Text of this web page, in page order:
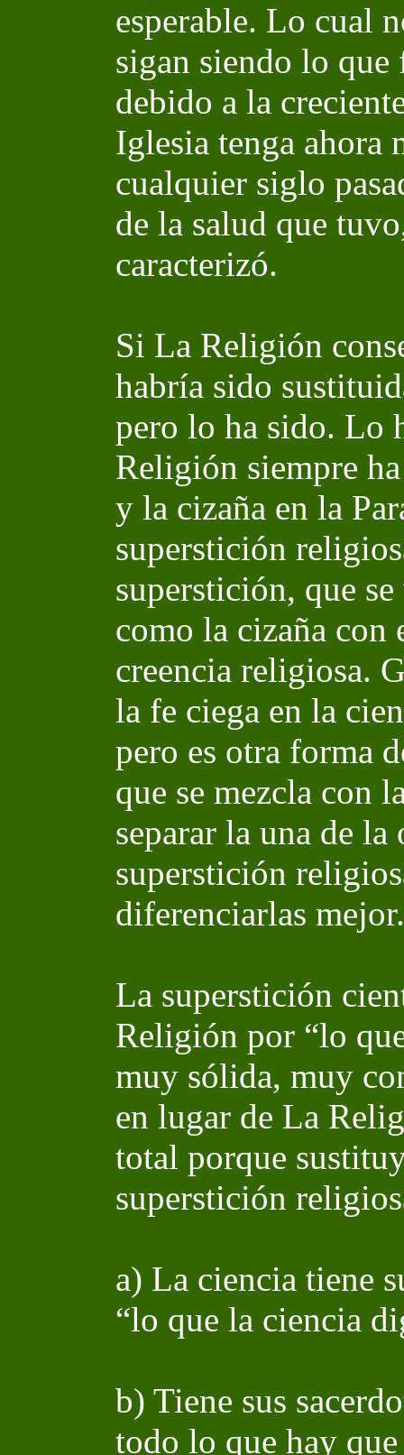
esperable. Lo cual
sigan siendo lo
debido a la
Iglesia tenga ahora
cualquier siglo
de la salud que
caracterizó.
Si La Religión
habría sido
pero lo ha sido. Lo
Religión siempre
y la cizaña en la
superstición
superstición, que
como la cizaña
creencia religiosa.
la fe ciega en la
pero es otra forma
que se mezcla con
separar la una de
superstición
diferenciarlas mejor.
La superstición
Religión por “lo
muy sólida, muy
en lugar de La
total porque
superstición
a) La ciencia tiene
“lo que la ciencia
b) Tiene sus
todo lo que hay